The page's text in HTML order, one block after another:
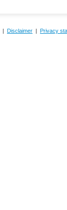
| Disclaimer | Privacy